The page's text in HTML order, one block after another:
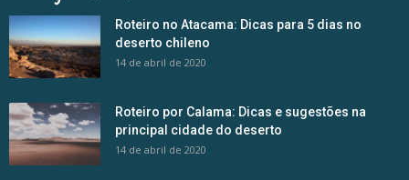
Roteiro no Atacama: Dicas para 5 dias no
deserto chileno
14 de abril de 2020
Roteiro por Calama: Dicas e sugestões na
principal cidade do deserto
14 de abril de 2020